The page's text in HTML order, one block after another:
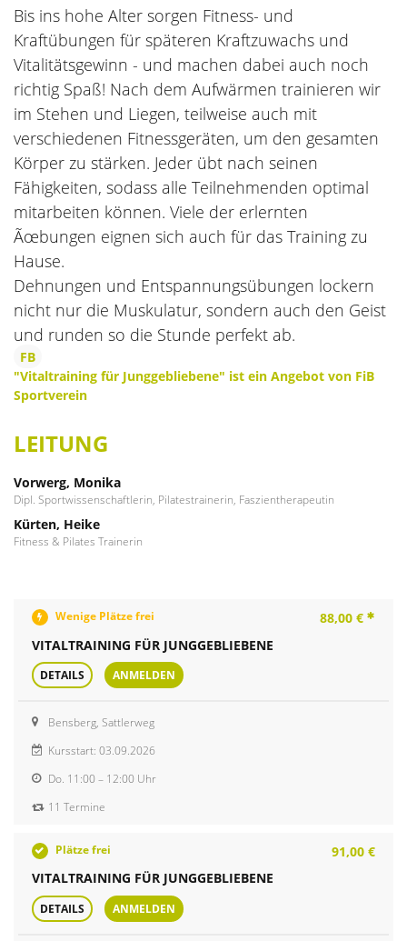
Aktiv durch die Ferien
Veranstaltungsorte
Kursanmeldung
Ermäßigungen und Zuschüsse
Gutscheine
Feiertage
Die Kursleiter
wellcome
Hebammen
Aktuelle Stellenangebote
Unsere Kooperationspartner
Bis ins hohe Alter sorgen Fitness- und
Kraftübungen für späteren Kraftzuwachs und
Vitalitätsgewinn - und machen dabei auch noch
richtig Spaß! Nach dem Aufwärmen trainieren wir
im Stehen und Liegen, teilweise auch mit
verschiedenen Fitnessgeräten, um den gesamten
Körper zu stärken. Jeder übt nach seinen
Fähigkeiten, sodass alle Teilnehmenden optimal
mitarbeiten können. Viele der erlernten
Ãœbungen eignen sich auch für das Training zu
Hause.
Dehnungen und Entspannungsübungen lockern
nicht nur die Muskulatur, sondern auch den Geist
und runden so die Stunde perfekt ab.
FB
"Vitaltraining für Junggebliebene" ist ein Angebot von FiB
Sportverein
LEITUNG
Vorwerg, Monika
Dipl. Sportwissenschaftlerin, Pilatestrainerin, Faszientherapeutin
Kürten, Heike
Fitness & Pilates Trainerin
Wenige Plätze frei
VITALTRAINING FÜR JUNGGEBLIEBENE
88,00 €
DETAILS ANMELDEN
Bensberg, Sattlerweg
Kursstart: 03.09.2026
Do. 11:00 – 12:00 Uhr
11 Termine
Plätze frei
VITALTRAINING FÜR JUNGGEBLIEBENE
91,00 €
DETAILS ANMELDEN